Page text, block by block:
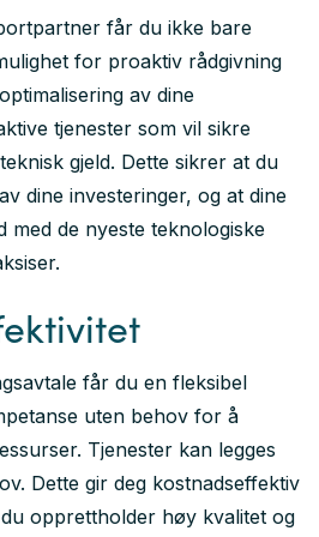
som bruker
eller andre løsninger
Her er feilretting
og driften av løsningene
strukturert
leveres ved behov,
drift.
i avtalen
både teknologien og
bak løsningen
og utvikling gjennom et
får du ikke bare
for proaktiv rådgivning
av dine
tjenester som vil sikre
gjeld. Dette sikrer at du
dine investeringer, og at dine
med de nyeste teknologiske
får du en fleksibel
uten behov for å
Tjenester kan legges
Dette gir deg kostnadseffektiv
opprettholder høy kvalitet og